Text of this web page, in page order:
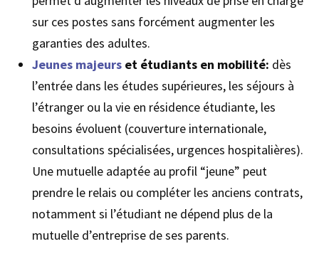
sur ces postes sans forcément augmenter les
garanties des adultes.
Jeunes majeurset étudiants en mobilité: dès
l’entrée dans les études supérieures, les séjours à
l’étranger ou la vie en résidence étudiante, les
besoins évoluent (couverture internationale,
consultations spécialisées, urgences hospitalières).
Une mutuelle adaptée au profil “jeune” peut
prendre le relais ou compléter les anciens contrats,
notamment si l’étudiant ne dépend plus de la
mutuelle d’entreprise de ses parents.